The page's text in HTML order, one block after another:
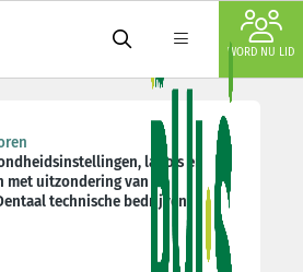
WORD NU LID
labo's en
met uitzondering van
technische bedrijven